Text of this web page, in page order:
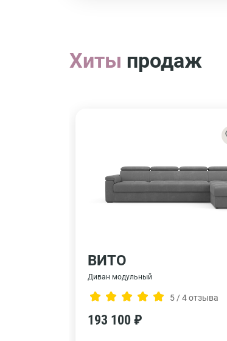
Хиты продаж
ВИТО
Диван модульный
5 / 4 отзыва
193 100 ₽